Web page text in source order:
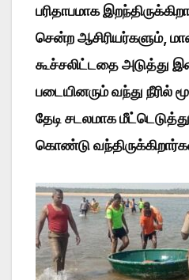
பரிதாபமாக
சென்ற ஆசிரியர்களும்,
கூச்சலிட்டதை அடுத்து
படையினரும் வந்து நீரில்
தேடி சடலமாக
கொண்டு